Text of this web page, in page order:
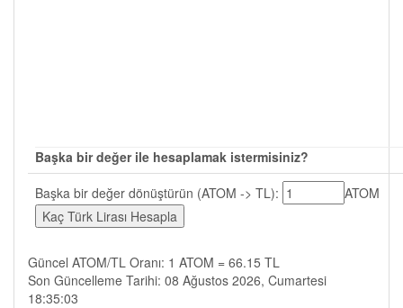
Başka bir değer ile hesaplamak istermisiniz?
Başka bir değer dönüştürün (ATOM -> TL):
ATOM
Güncel ATOM/TL Oranı: 1 ATOM = 66.15 TL
Son Güncelleme Tarihi: 08 Ağustos 2026, Cumartesi
18:35:03